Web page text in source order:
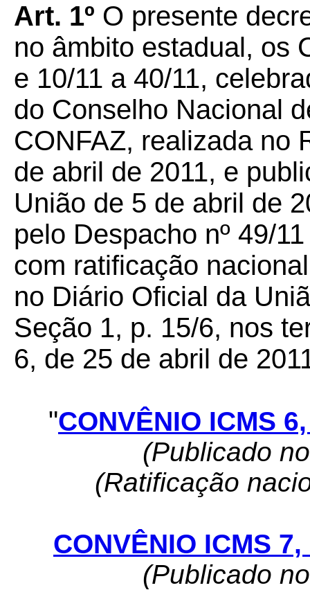
Art. 1º O presente
no âmbito estadual, os
e 10/11 a 40/11,
do Conselho Nacional
CONFAZ, realizada no
de abril de 2011, e
União de 5 de abril de
pelo Despacho nº 49/
com ratificação
no Diário Oficial da
Seção 1, p. 15/6, nos
6, de 25 de abril de
"CONVÊNIO ICMS
(Publicado
(Ratificação
CONVÊNIO ICMS
(Publicado